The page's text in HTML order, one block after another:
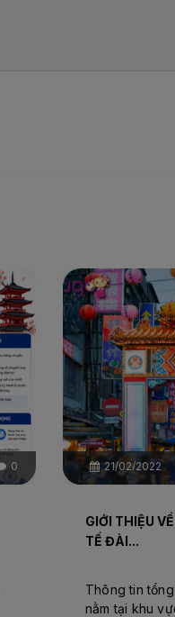
0 21/02/2022
GIỚI THIỆU
TẾ ĐÀI...
Thông tin
nằm tại khu